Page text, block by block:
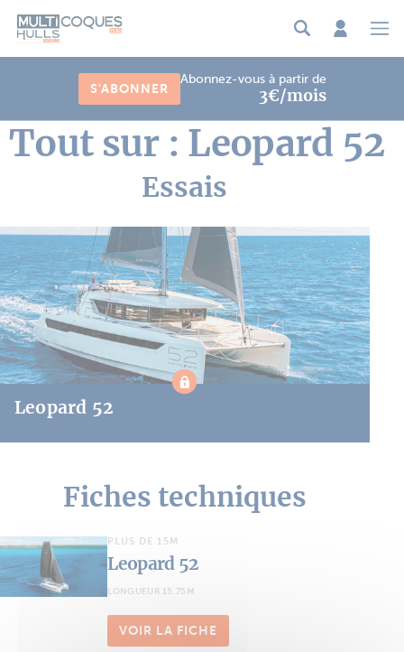
S'ABONNER
Abonnez-vous à partir de
3€/mois
Tout sur : Leopard 52
Essais
Leopard 52
Fiches techniques
PLUS DE 15M
Leopard 52
LONGUEUR 15.75M
VOIR LA FICHE